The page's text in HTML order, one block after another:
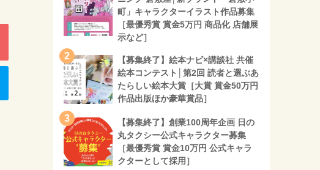
町」キャラクターイラスト作品募集
［最優秀賞 賞金5万円 商品化 店舗展
示など］
2
【募集終了】絵本ナビ×講談社 共催
絵本コンテスト│第2回 読者と選ぶあ
たらしい絵本大賞［大賞 賞金50万円
作品出版ほか豪華賞品］
3
【募集終了】創業100周年企画 日の
丸タクシー公式キャラクター募集
［最優秀賞 賞金10万円 公式キャラ
クターとして採用］